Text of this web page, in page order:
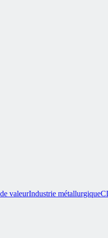
valeurIndustrie métallurgique